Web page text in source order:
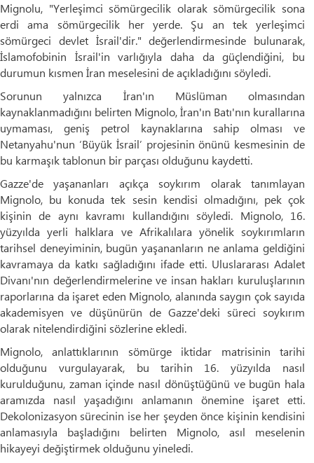
Mignolu, "Yerleşimci sömürgecilik olarak sömürgecilik sona
erdi ama sömürgecilik her yerde. Şu an tek yerleşimci
sömürgeci devlet İsrail'dir." değerlendirmesinde bulunarak,
İslamofobinin İsrail'in varlığıyla daha da güçlendiğini, bu
durumun kısmen İran meselesini de açıkladığını söyledi.
Sorunun yalnızca İran'ın Müslüman olmasından
kaynaklanmadığını belirten Mignolo, İran'ın Batı'nın kurallarına
uymaması, geniş petrol kaynaklarına sahip olması ve
Netanyahu'nun ‘Büyük İsrail’ projesinin önünü kesmesinin de
bu karmaşık tablonun bir parçası olduğunu kaydetti.
Gazze'de yaşananları açıkça soykırım olarak tanımlayan
Mignolo, bu konuda tek sesin kendisi olmadığını, pek çok
kişinin de aynı kavramı kullandığını söyledi. Mignolo, 16.
yüzyılda yerli halklara ve Afrikalılara yönelik soykırımların
tarihsel deneyiminin, bugün yaşananların ne anlama geldiğini
kavramaya da katkı sağladığını ifade etti. Uluslararası Adalet
Divanı'nın değerlendirmelerine ve insan hakları kuruluşlarının
raporlarına da işaret eden Mignolo, alanında saygın çok sayıda
akademisyen ve düşünürün de Gazze'deki süreci soykırım
olarak nitelendirdiğini sözlerine ekledi.
Mignolo, anlattıklarının sömürge iktidar matrisinin tarihi
olduğunu vurgulayarak, bu tarihin 16. yüzyılda nasıl
kurulduğunu, zaman içinde nasıl dönüştüğünü ve bugün hala
aramızda nasıl yaşadığını anlamanın önemine işaret etti.
Dekolonizasyon sürecinin ise her şeyden önce kişinin kendisini
anlamasıyla başladığını belirten Mignolo, asıl meselenin
hikayeyi değiştirmek olduğunu yineledi.